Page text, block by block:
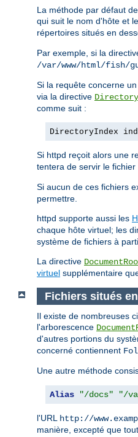
La méthode par défaut
qui suit le nom d'hôte et
répertoires situés en
Par exemple, si la
/var/www/html/fish/
Si la requête concerne
via la directive
comme suit :
DirectoryIndex
Si httpd reçoit alors une
tentera de servir le fichier
Si aucun de ces fichiers
permettre.
httpd supporte aussi les
chaque hôte virtuel; les
système de fichiers à
La directive
virtuel supplémentaire
Fichiers situés
Il existe de nombreuses
l'arborescence
d'autres portions du
concerné contiennent
Une autre méthode
Alias "/docs" "/
l'URL http://
manière, excepté que